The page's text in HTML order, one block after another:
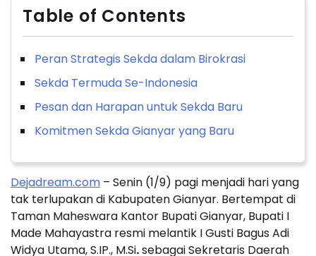
Table of Contents
Peran Strategis Sekda dalam Birokrasi
Sekda Termuda Se-Indonesia
Pesan dan Harapan untuk Sekda Baru
Komitmen Sekda Gianyar yang Baru
Dejadream.com – Senin (1/9) pagi menjadi hari yang
tak terlupakan di Kabupaten Gianyar. Bertempat di
Taman Maheswara Kantor Bupati Gianyar, Bupati I
Made Mahayastra resmi melantik I Gusti Bagus Adi
Widya Utama, S.IP., M.Si.sebagai Sekretaris Daerah